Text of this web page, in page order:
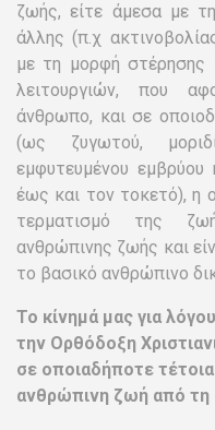
ζωής, είτε άμεσα με
άλλης (π.χ
με τη μορφή στέρησης
λειτουργιών, που
άνθρωπο, και σε
(ως ζυγωτού,
εμφυτευμένου
έως και τον τοκετό), η
τερματισμό της
ανθρώπινης ζωής και
το βασικό ανθρώπινο
Το κίνημά μας για
την Ορθόδοξη
σε οποιαδήποτε
ανθρώπινη ζωή από τη